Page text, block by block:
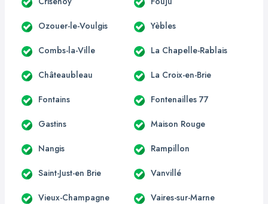
Ozouer-le-Voulgis Yèbles
Combs-la-Ville La Chapelle-Rablais
Châteaubleau La Croix-en-Brie
Fontains Fontenailles 77
Gastins Maison Rouge
Nangis Rampillon
Saint-Just-en Brie Vanvillé
Vieux-Champagne Vaires-sur-Marne